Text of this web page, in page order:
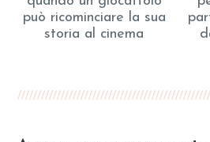
può ricominciare la sua
storia al cinema